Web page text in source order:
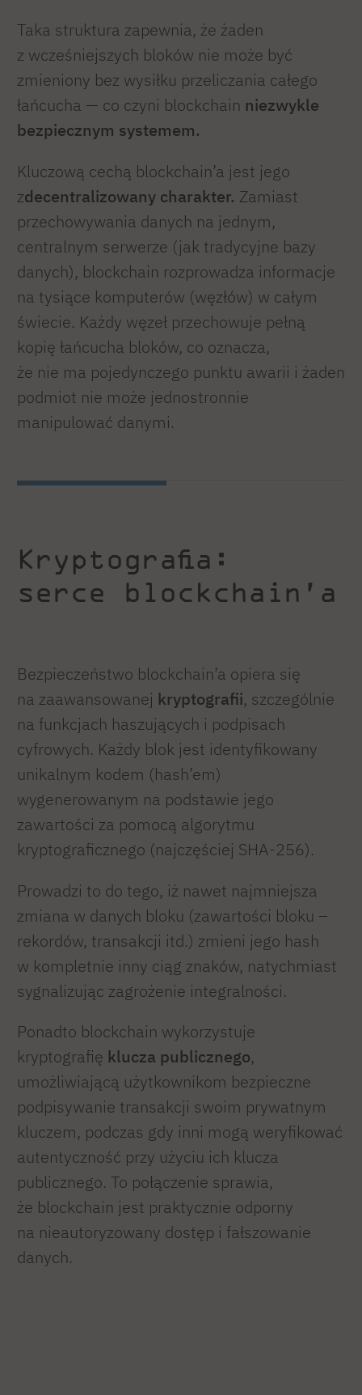
Taka struktura zapewnia, że żaden
z wcześniejszych bloków nie może być
zmieniony bez wysiłku przeliczania całego
łańcucha — co czyni blockchain niezwykle
bezpiecznym systemem.
Kluczową cechą blockchain’a jest jego
zdecentralizowany charakter. Zamiast
przechowywania danych na jednym,
centralnym serwerze (jak tradycyjne bazy
danych), blockchain rozprowadza informacje
na tysiące komputerów (węzłów) w całym
świecie. Każdy węzeł przechowuje pełną
kopię łańcucha bloków, co oznacza,
że nie ma pojedynczego punktu awarii i żaden
podmiot nie może jednostronnie
manipulować danymi.
Kryptografia:
serce blockchain’a
Bezpieczeństwo blockchain’a opiera się
na zaawansowanej kryptografii, szczególnie
na funkcjach haszujących i podpisach
cyfrowych. Każdy blok jest identyfikowany
unikalnym kodem (hash’em)
wygenerowanym na podstawie jego
zawartości za pomocą algorytmu
kryptograficznego (najczęściej SHA-256).
Prowadzi to do tego, iż nawet najmniejsza
zmiana w danych bloku (zawartości bloku –
rekordów, transakcji itd.) zmieni jego hash
w kompletnie inny ciąg znaków, natychmiast
sygnalizując zagrożenie integralności.
Ponadto blockchain wykorzystuje
kryptografię klucza publicznego,
umożliwiającą użytkownikom bezpieczne
podpisywanie transakcji swoim prywatnym
kluczem, podczas gdy inni mogą weryfikować
autentyczność przy użyciu ich klucza
publicznego. To połączenie sprawia,
że blockchain jest praktycznie odporny
na nieautoryzowany dostęp i fałszowanie
danych.